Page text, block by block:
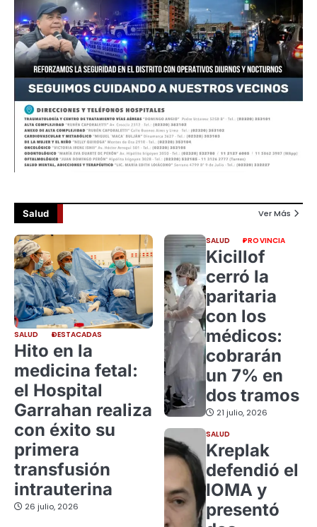
Salud Ver Más
SALUD DESTACADAS
Hito en la
medicina fetal:
el Hospital
Garrahan realiza
con éxito su
primera
transfusión
intrauterina
26 julio, 2026
SALUD PROVINCIA
Kicillof
cerró la
paritaria
con los
médicos:
cobrarán
un 7% en
dos tramos
21 julio, 2026
SALUD
Kreplak
defendió el
IOMA y
presentó